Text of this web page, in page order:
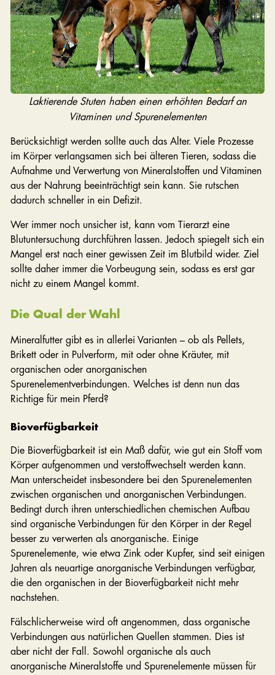
Laktierende Stuten haben einen erhöhten Bedarf an
Vitaminen und Spurenelementen
Berücksichtigt werden sollte auch das Alter. Viele Prozesse
im Körper verlangsamen sich bei älteren Tieren, sodass die
Aufnahme und Verwertung von Mineralstoffen und Vitaminen
aus der Nahrung beeinträchtigt sein kann. Sie rutschen
dadurch schneller in ein Defizit.
Wer immer noch unsicher ist, kann vom Tierarzt eine
Blutuntersuchung durchführen lassen. Jedoch spiegelt sich ein
Mangel erst nach einer gewissen Zeit im Blutbild wider. Ziel
sollte daher immer die Vorbeugung sein, sodass es erst gar
nicht zu einem Mangel kommt.
Die Qual der Wahl
Mineralfutter gibt es in allerlei Varianten – ob als Pellets,
Brikett oder in Pulverform, mit oder ohne Kräuter, mit
organischen oder anorganischen
Spurenelementverbindungen. Welches ist denn nun das
Richtige für mein Pferd?
Bioverfügbarkeit
Die Bioverfügbarkeit ist ein Maß dafür, wie gut ein Stoff vom
Körper aufgenommen und verstoffwechselt werden kann.
Man unterscheidet insbesondere bei den Spurenelementen
zwischen organischen und anorganischen Verbindungen.
Bedingt durch ihren unterschiedlichen chemischen Aufbau
sind organische Verbindungen für den Körper in der Regel
besser zu verwerten als anorganische. Einige
Spurenelemente, wie etwa Zink oder Kupfer, sind seit einigen
Jahren als neuartige anorganische Verbindungen verfügbar,
die den organischen in der Bioverfügbarkeit nicht mehr
nachstehen.
Fälschlicherweise wird oft angenommen, dass organische
Verbindungen aus natürlichen Quellen stammen. Dies ist
aber nicht der Fall. Sowohl organische als auch
anorganische Mineralstoffe und Spurenelemente müssen für